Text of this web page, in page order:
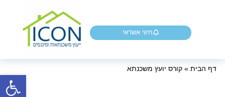
חיווי אשראי
דף הבית» קורס יועץ משכנתא